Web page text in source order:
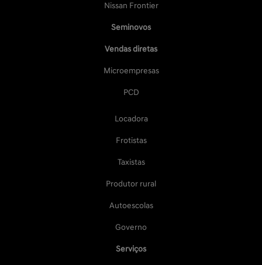
Nissan Frontier
Seminovos
Vendas diretas
Microempresas
PCD
Locadora
Frotistas
Taxistas
Produtor rural
Autoescolas
Governo
Serviços